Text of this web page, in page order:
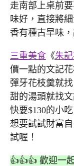
走南部上桌前
味好，直接將
香有種古早味
三重美食 《朱
價一點的文記
彈牙花枝羹就
甜的湯頭就找
快要$130的小
想要試試財富
試喔！
👍👍👍 歡迎一